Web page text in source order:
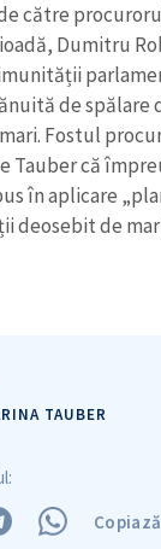
către
Dumitru
de spălare
Fostul
Tauber că
în aplicare
deosebit de
TAUBER